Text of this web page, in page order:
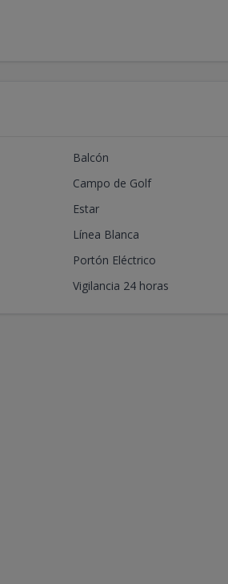
Balcón
Campo de Golf
Estar
Línea Blanca
Portón Eléctrico
Vigilancia 24 horas